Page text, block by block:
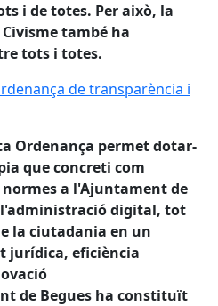
i de totes. Per això, la
també ha
tots i totes.
de transparència i
de transparència i
Ordenança permet dotar-
que concreti com
a l'Ajuntament de
l'administració digital, tot
la ciutadania en un
jurídica, eficiència
de Begues ha constituït